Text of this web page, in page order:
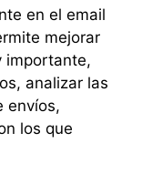
en el email
mejorar
importante,
analizar las
envíos,
los que